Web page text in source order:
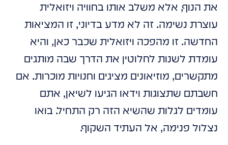
את הנוף, אלא משלב אותו בחוויה ויזואלית
עוצרת נשימה. זה לא מדע בדיוני, זו המציאות
החדשה. זו מהפכה ויזואלית שכבר כאן, והיא
עומדת לשנות לחלוטין את הדרך שבה מותגים
מתקשרים, מוזיאונים מציגים וחנויות מוכרות. אם
חשבתם שתצוגות וידאו הגיעו לשיאן, אתם
עומדים לגלות שהשיא הזה רק התחיל. בואו
נצלול פנימה, אל העתיד השקוף.